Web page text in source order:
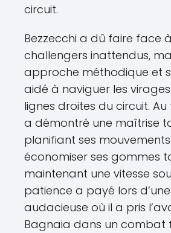
circuit.
Bezzecchi a dû faire face
challengers inattendus,
approche méthodique et
aidé à naviguer les
lignes droites du circuit. Au
a démontré une maîtrise
planifiant ses
économiser ses gommes
maintenant une vitesse
patience a payé lors
audacieuse où il a pris
Bagnaia dans un combat